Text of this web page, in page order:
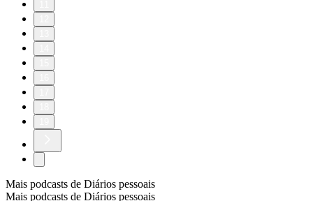
Mais podcasts de Diários pessoais
Mais podcasts de Diários pessoais